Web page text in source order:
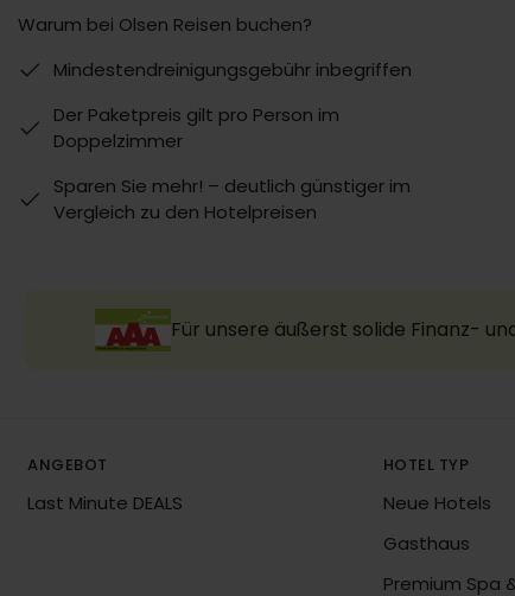
Warum bei Olsen Reisen buchen?
Mindestendreinigungsgebühr inbegriffen
Der Paketpreis gilt pro Person im
Doppelzimmer
Sparen Sie mehr! – deutlich günstiger im
Vergleich zu den Hotelpreisen
Für unsere äußerst solide Finanz-
ANGEBOT
Last Minute DEALS
HOTEL TYP
Neue Hotels
Gasthaus
Premium Spa